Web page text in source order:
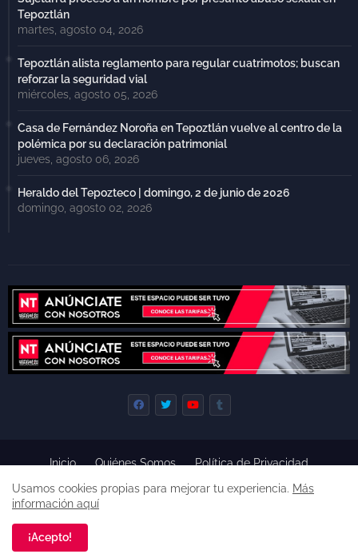
Tepoztlán
martes, agosto 04, 2026
Tepoztlán alista reglamento para regular cuatrimotos; buscan
reforzar la seguridad vial
miércoles, agosto 05, 2026
Casa de Fernández Noroña en Tepoztlán vuelve al centro de la
polémica por su declaración patrimonial
jueves, agosto 06, 2026
Heraldo del Tepozteco | domingo, 2 de junio de 2026
domingo, agosto 02, 2026
Derechos reservados, 2022 -
Una empresa de
Inicio Quiénes Somos
Política de Privacidad
Derecho de Réplica
Términos y Condiciones de Uso
Usamos cookies propias para mejorar tu experiencia. Más
información aquí
¡Acepto!